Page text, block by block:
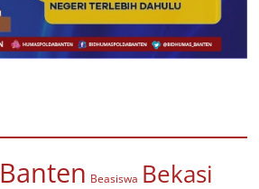
Banten Beasiswa Bekasi